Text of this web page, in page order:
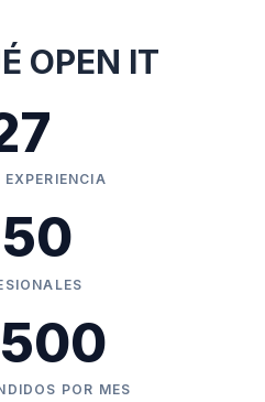
OPEN IT
50
POR MES